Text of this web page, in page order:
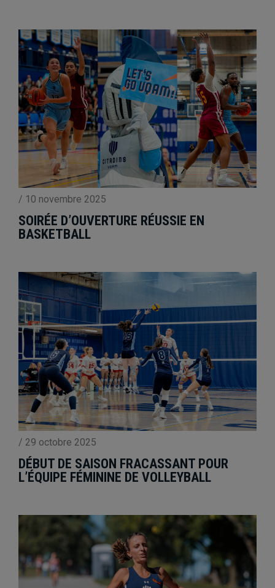
/ 10 novembre 2025
SOIRÉE D’OUVERTURE RÉUSSIE EN
BASKETBALL
/ 29 octobre 2025
DÉBUT DE SAISON FRACASSANT POUR
L’ÉQUIPE FÉMININE DE VOLLEYBALL